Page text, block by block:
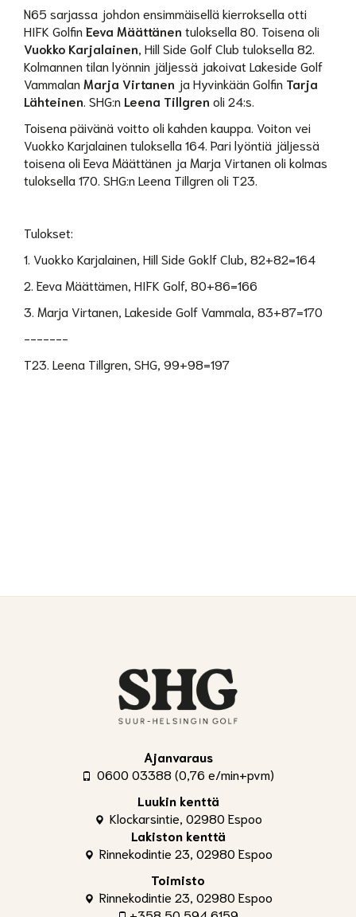
N65 sarjassa johdon ensimmäisellä kierroksella otti
HIFK Golfin Eeva Määttänen tuloksella 80. Toisena oli
Vuokko Karjalainen , Hill Side Golf Club tuloksella 82.
Kolmannen tilan lyönnin jäljessä jakoivat Lakeside Golf
Vammalan Marja Virtanen ja Hyvinkään Golfin Tarja
Lähteinen . SHG:n Leena Tillgren oli 24:s.
Toisena päivänä voitto oli kahden kauppa. Voiton vei
Vuokko Karjalainen tuloksella 164. Pari lyöntiä jäljessä
toisena oli Eeva Määttänen ja Marja Virtanen oli kolmas
tuloksella 170. SHG:n Leena Tillgren oli T23.
Tulokset:
1. Vuokko Karjalainen, Hill Side Goklf Club, 82+82=164
2. Eeva Määttämen, HIFK Golf, 80+86=166
3. Marja Virtanen, Lakeside Golf Vammala, 83+87=170
-------
T23. Leena Tillgren, SHG, 99+98=197
Ajanvaraus
0600 03388 (0,76 e/min+pvm)
Luukin kenttä
Klockarsintie, 02980 Espoo
Lakiston kenttä
Rinnekodintie 23, 02980 Espoo
Toimisto
Rinnekodintie 23, 02980 Espoo